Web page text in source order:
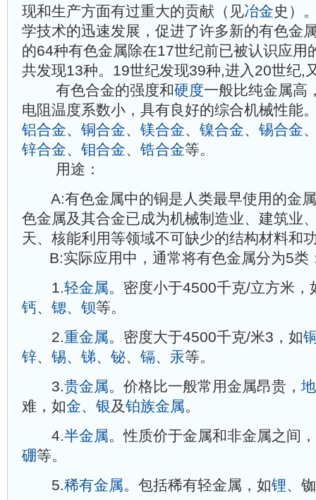
现和生产方面有过重大的贡献（见冶金史）
学技术的迅速发展，促进了许多新的有色金
的64种有色金属除在17世纪前已被认识应用
共发现13种。19世纪发现39种,进入20世纪,
有色合金的强度和硬度一般比纯金属高
电阻温度系数小，具有良好的综合机械性能
铝合金、 铜合金、 镁合金、 镍合金、 锡合金
锌合金、 钼合金、 锆合金等。
用途：
A:有色金属中的铜是人类最早使用的金属
色金属及其合金已成为机械制造业、建筑业
天、核能利用等领域不可缺少的结构材料和
B:实际应用中，通常将有色金属分为5类
1.轻金属。密度小于4500千克/立方米，
钙、 锶、 钡等。
2.重金属。密度大于4500千克/米3，如
锌、 锡、 锑、 铋、 镉、 汞等。
3.贵金属。价格比一般常用金属昂贵，
难，如金、 银及铂族金属。
4.半金属。性质价于金属和非金属之间
硼等。
5.稀有金属。包括稀有轻金属，如锂、